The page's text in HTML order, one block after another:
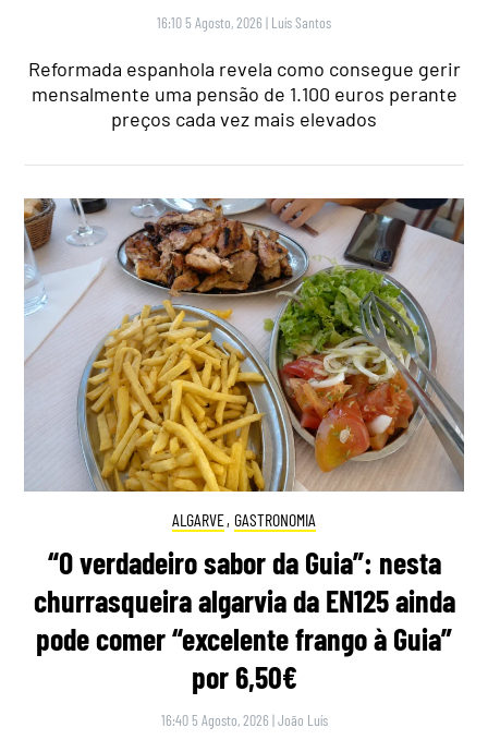
16:10 5 Agosto, 2026 | Luís Santos
Reformada espanhola revela como consegue gerir
mensalmente uma pensão de 1.100 euros perante
preços cada vez mais elevados
ALGARVE, GASTRONOMIA
“O verdadeiro sabor da Guia”: nesta
churrasqueira algarvia da EN125 ainda
pode comer “excelente frango à Guia”
por 6,50€
16:40 5 Agosto, 2026 |João Luís